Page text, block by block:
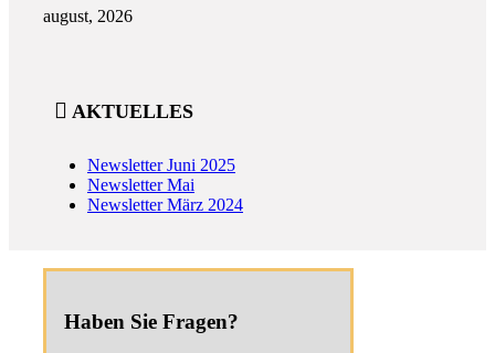
august, 2026
AKTUELLES
Newsletter Juni 2025
Newsletter Mai
Newsletter März 2024
Haben Sie Fragen?